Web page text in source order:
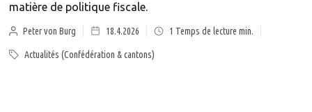
matière de politique fiscale.
Peter von Burg 18.4.2026 1 Temps de lecture min.
Actualités (Confédération & cantons)